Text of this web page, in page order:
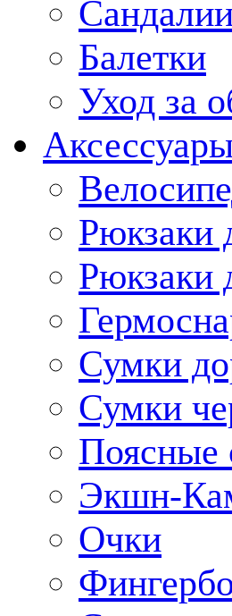
Балетки
Уход за
Рюкзаки
Рюкзаки
Сумки
Сумки
Поясные
Экшн-
Очки